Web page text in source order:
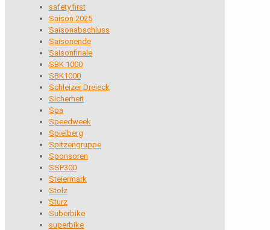
safety first
Saison 2025
Saisonabschluss
Saisonende
Saisonfinale
SBK 1000
SBK1000
Schleizer Dreieck
Sicherheit
Spa
Speedweek
Spielberg
Spitzengruppe
Sponsoren
SSP300
Steiermark
Stolz
Sturz
Suberbike
superbike